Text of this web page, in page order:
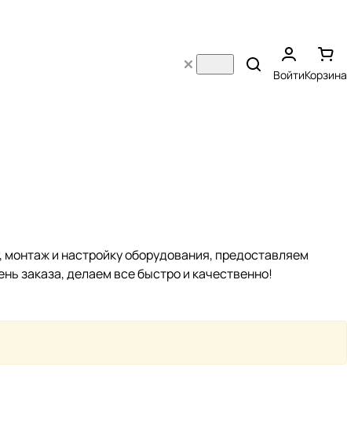
ВойтиКорзина
и настройку оборудования, предоставляем
заказа, делаем все быстро и качественно!